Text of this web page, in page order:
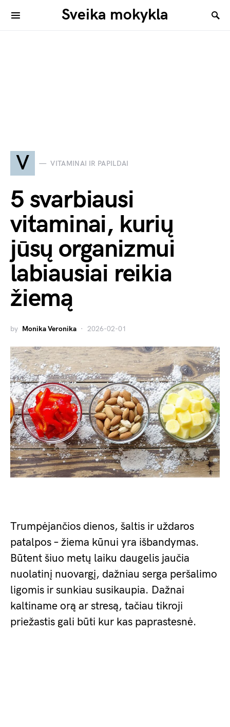
Sveika mokykla
V VITAMINAI IR PAPILDAI
5 svarbiausi
vitaminai, kurių
jūsų organizmui
labiausiai reikia
žiemą
by Monika Veronika 2026-02-01
Trumpėjančios dienos, šaltis ir uždaros
patalpos – žiema kūnui yra išbandymas.
Būtent šiuo metų laiku daugelis jaučia
nuolatinį nuovargį, dažniau serga peršalimo
ligomis ir sunkiau susikaupia. Dažnai
kaltiname orą ar stresą, tačiau tikroji
priežastis gali būti kur kas paprastesnė.